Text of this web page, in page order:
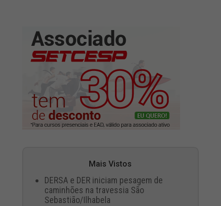
Mais Vistos
DERSA e DER iniciam pesagem de
caminhões na travessia São
Sebastião/Ilhabela